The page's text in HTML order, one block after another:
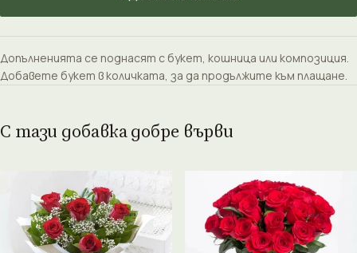
Допълненията се поднасят с букет, кошница или композиция.
Добавете букет в количката, за да продължите към плащане.
С тази добавка добре върви